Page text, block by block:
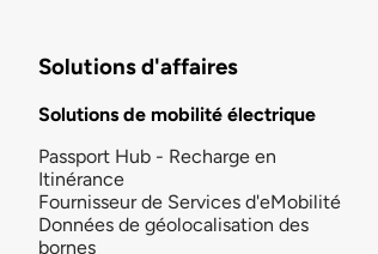
Solutions d'affaires
Solutions de mobilité électrique
Passport Hub - Recharge en
Itinérance
Fournisseur de Services d'eMobilité
Données de géolocalisation des
bornes